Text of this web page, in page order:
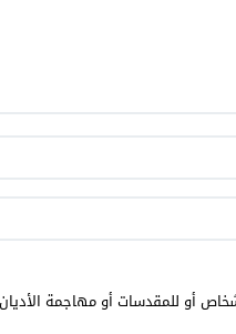
أو للمقدسات أو مهاجمة